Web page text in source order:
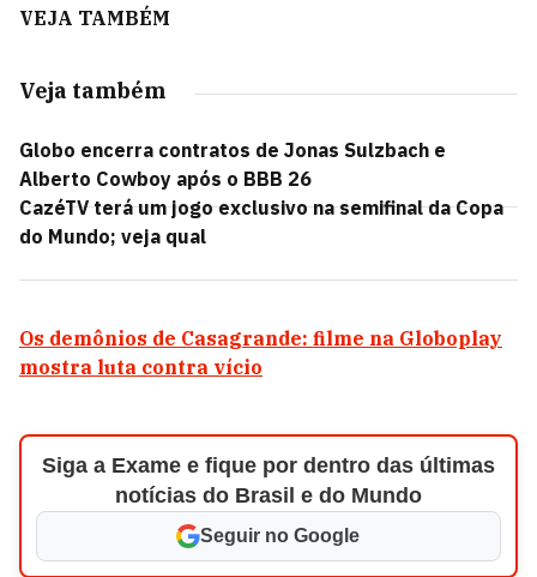
VEJA TAMBÉM
Veja também
Globo encerra contratos de Jonas Sulzbach e
Alberto Cowboy após o BBB 26
CazéTV terá um jogo exclusivo na semifinal da Copa
do Mundo; veja qual
Os demônios de Casagrande: filme na Globoplay
mostra luta contra vício
Siga a Exame e fique por dentro das últimas
notícias do Brasil e do Mundo
Seguir no Google